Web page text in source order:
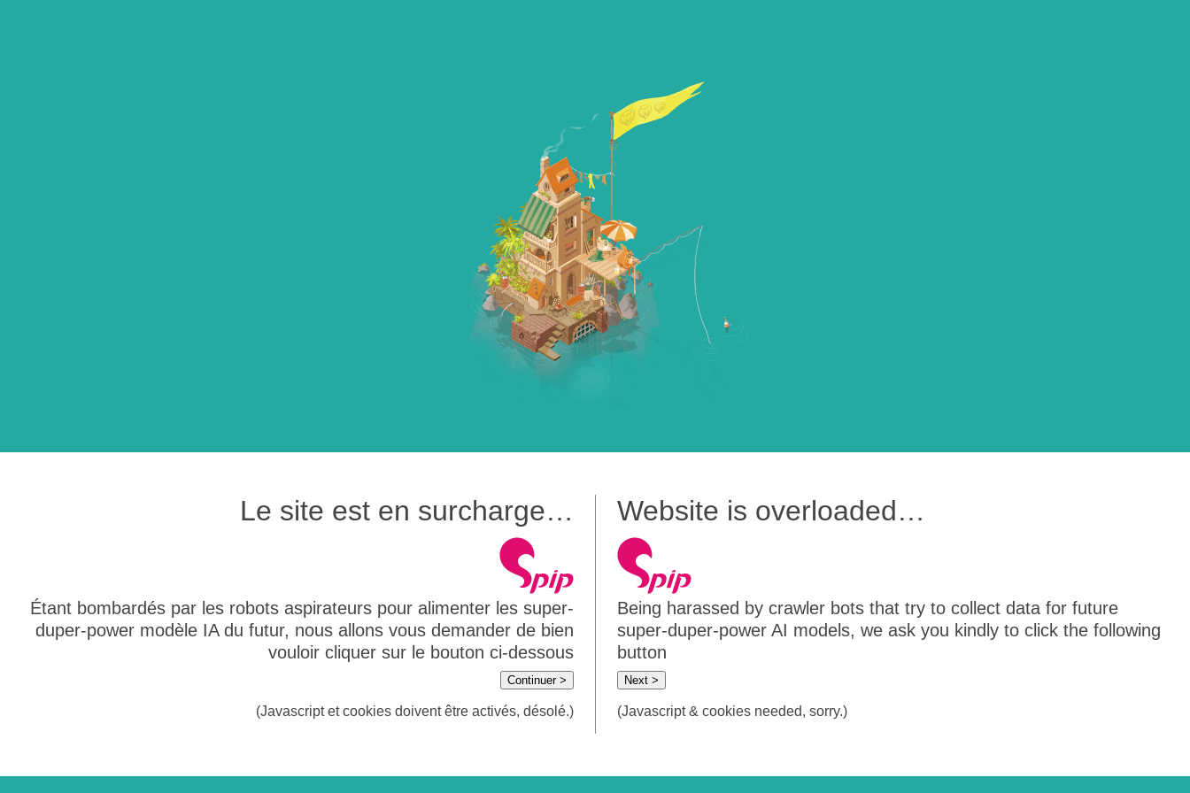
Le site est en surcharge…
Étant bombardés par les robots aspirateurs pour alimenter les super-
duper-power modèle IA du futur, nous allons vous demander de bien
vouloir cliquer sur le bouton ci-dessous
Continuer >
(Javascript et cookies doivent être activés, désolé.)
Website is overloaded…
Being harassed by crawler bots that try to collect data for future
super-duper-power AI models, we ask you kindly to click the following
button
Next >
(Javascript & cookies needed, sorry.)